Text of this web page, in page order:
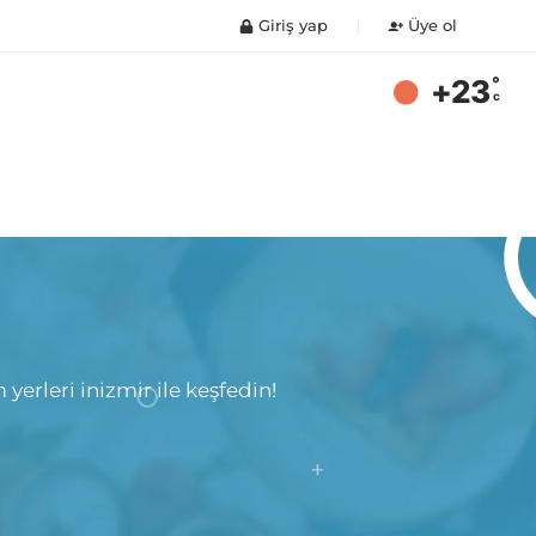
Giriş yap Üye ol
+23°
c
yerleri inizmir ile keşfedin!